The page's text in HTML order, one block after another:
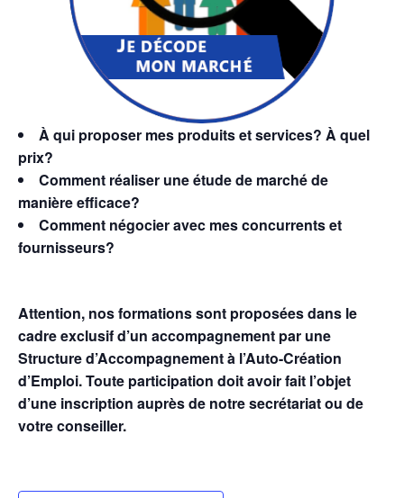
À qui proposer mes produits et services? À quel
prix?
Comment réaliser une étude de marché de
manière efficace?
Comment négocier avec mes concurrents et
fournisseurs?
Attention, nos formations sont proposées dans le
cadre exclusif d’un accompagnement par une
Structure d’Accompagnement à l’Auto-Création
d’Emploi. Toute participation doit avoir fait l’objet
d’une inscription auprès de notre secrétariat ou de
votre conseiller.